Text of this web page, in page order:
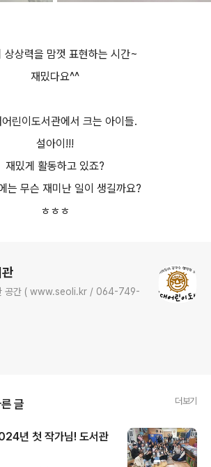
상상력을 맘껏 표현하는 시간~
재밌다요^^
린이도서관에서 크는 아이들.
설아이!!!
재밌게 활동하고 있죠?
는 무슨 재미난 일이 생길까요?
ㅎㅎㅎ
064-749-
글 더보기
년 첫 작가님! 도서관